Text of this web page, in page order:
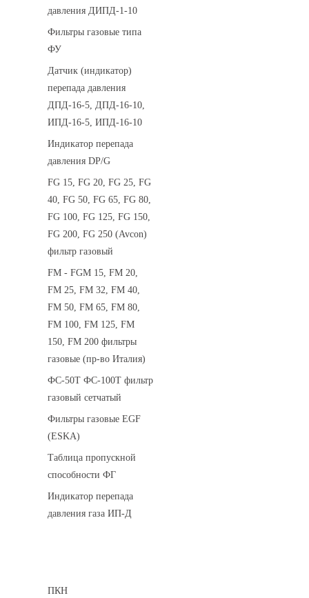
давления ДИПД-1-10
Фильтры газовые типа
ФУ
Датчик (индикатор)
перепада давления
ДПД-16-5, ДПД-16-10,
ИПД-16-5, ИПД-16-10
Индикатор перепада
давления DP/G
FG 15, FG 20, FG 25, FG
40, FG 50, FG 65, FG 80,
FG 100, FG 125, FG 150,
FG 200, FG 250 (Avcon)
фильтр газовый
FM - FGM 15, FM 20,
FM 25, FM 32, FM 40,
FM 50, FM 65, FM 80,
FM 100, FM 125, FM
150, FM 200 фильтры
газовые (пр-во Италия)
ФС-50Т ФС-100Т фильтр
газовый сетчатый
Фильтры газовые EGF
(ESKA)
Таблица пропускной
способности ФГ
Индикатор перепада
давления газа ИП-Д
ПКН